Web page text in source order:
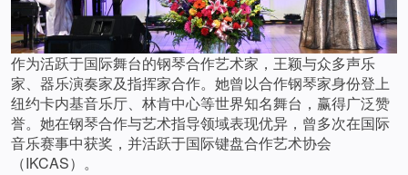
作为活跃于国际舞台的钢琴合作艺术家，王颖与众多声乐
家、器乐演奏家及指挥家合作。她曾以合作钢琴家身份登上
纽约卡内基音乐厅、林肯中心等世界知名舞台，赢得广泛赞
誉。她在钢琴合作与艺术指导领域表现优异，曾多次在国际
音乐赛事中获奖，并活跃于国际键盘合作艺术协会
（IKCAS）。